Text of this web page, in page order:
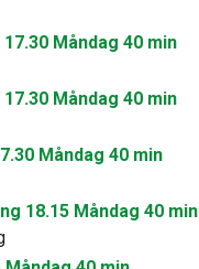
Måndag 40 min
Måndag 40 min
Måndag 40 min
18.15 Måndag 40 min